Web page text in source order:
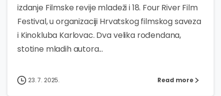
izdanje Filmske revije mladeži i 18. Four River Film
Festival, u organizaciji Hrvatskog filmskog saveza
i Kinokluba Karlovac. Dva velika rođendana,
stotine mladih autora...
23. 7. 2025. Read more